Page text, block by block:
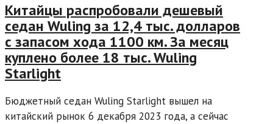
Китайцы распробовали дешевый
седан Wuling за 12,4 тыс. долларов
с запасом хода 1100 км. За месяц
куплено более 18 тыс. Wuling
Starlight
Бюджетный седан Wuling Starlight вышел на
китайский рынок 6 декабря 2023 года, а сейчас